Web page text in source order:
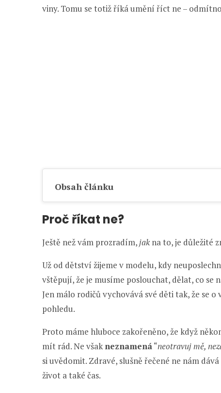
viny. Tomu se totiž říká umění říct ne –
Obsah článku
Proč říkat ne?
Ještě než vám prozradím,jak na to, je důležité
Už od dětství žijeme v modelu, kdy
vštěpují, že je musíme poslouchat, dělat, co se
Jen málo rodičů vychovává své děti tak, že se
pohledu.
Proto máme hluboce zakořeněno, že když
mít rád. Ne všakneznamená“neotravuj mě,
si uvědomit. Zdravé, slušně řečené ne nám
život a také čas.